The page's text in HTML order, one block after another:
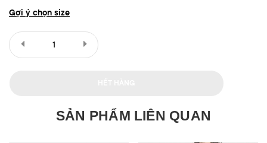
Gợi ý chọn size
SẢN PHẨM LIÊN QUAN